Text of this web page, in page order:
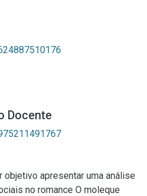
Docente
apresentar uma análise
no romance O moleque